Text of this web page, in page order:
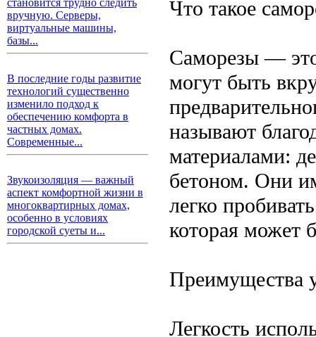
становится трудно следить
вручную. Серверы,
виртуальные машины,
базы...
В последние годы развитие
технологий существенно
изменило подход к
обеспечению комфорта в
частных домах.
Современные...
Звукоизоляция — важный
аспект комфортной жизни в
многоквартирных домах,
особенно в условиях
городской суеты и...
Что такое
Саморезы —
могут быть
называют
материалами:
бетоном. Они
легко
которая может
Преимущества
Легкость